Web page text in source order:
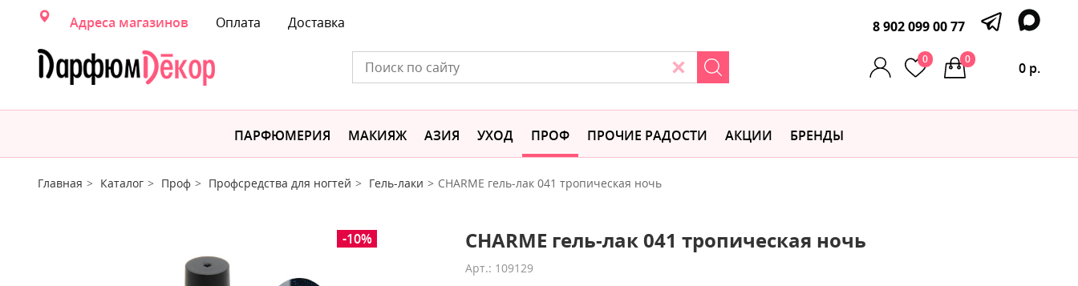
Адреса магазинов Оплата Доставка 8 902 099 00 77
0
0 р.
0
ПАРФЮМЕРИЯ МАКИЯЖ АЗИЯ УХОД ПРОФ ПРОЧИЕ РАДОСТИ АКЦИИ БРЕНДЫ
Главная Каталог Проф Профсредства для ногтей Гель-лаки CHARME гель-лак 041 тропическая ночь
-10% CHARME гель-лак 041 тропическая ночь
Арт.: 109129